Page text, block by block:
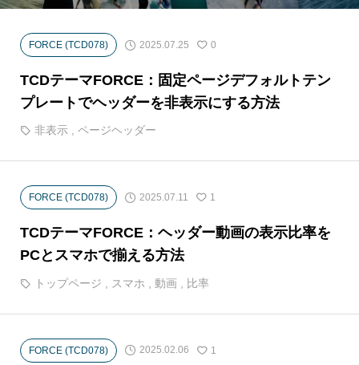
meta title 39
FORCE (TCD078) 2025.07.25 0
TCDテーマFORCE：固定ページデフォルトテン
プレートでヘッダーを非表示にする方法
非表示 , ページヘッダー
FORCE (TCD078) 2025.07.11 1
TCDテーマFORCE：ヘッダー動画の表示比率を
PCとスマホで揃える方法
トップページ スマホ 動画 比率
FORCE (TCD078) 2025.02.06 1